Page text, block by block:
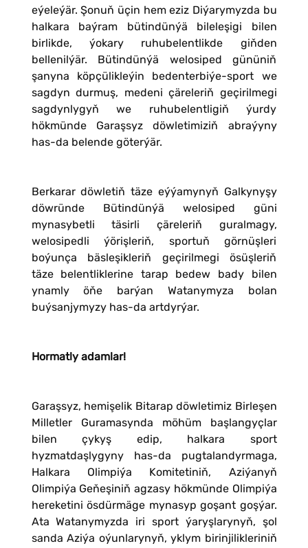
eýeleýär. Şonuň üçin hem eziz Diýarymyzda bu
halkara baýram bütindünýä bileleşigi bilen
birlikde, ýokary ruhubelentlikde giňden
bellenilýär. Bütindünýä welosiped gününiň
şanyna köpçülikleýin bedenterbiýe-sport we
sagdyn durmuş, medeni çäreleriň geçirilmegi
sagdynlygyň we ruhubelentligiň ýurdy
hökmünde Garaşsyz döwletimiziň abraýyny
has-da belende göterýär.
Berkarar döwletiň täze eýýamynyň Galkynyşy
döwründe Bütindünýä welosiped güni
mynasybetli täsirli çäreleriň guralmagy,
welosipedli ýörişleriň, sportuň görnüşleri
boýunça bäsleşikleriň geçirilmegi ösüşleriň
täze belentliklerine tarap bedew bady bilen
ynamly öňe barýan Watanymyza bolan
buýsanjymyzy has-da artdyrýar.
Hormatly adamlar!
Garaşsyz, hemişelik Bitarap döwletimiz Birleşen
Milletler Guramasynda möhüm başlangyçlar
bilen çykyş edip, halkara sport
hyzmatdaşlygyny has-da pugtalandyrmaga,
Halkara Olimpiýa Komitetiniň, Aziýanyň
Olimpiýa Geňeşiniň agzasy hökmünde Olimpiýa
hereketini ösdürmäge mynasyp goşant goşýar.
Ata Watanymyzda iri sport ýaryşlarynyň, şol
sanda Aziýa oýunlarynyň, yklym birinjilikleriniň